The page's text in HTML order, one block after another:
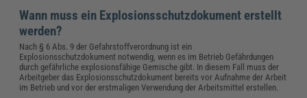
Wann muss ein Explosionsschutzdokument erstellt
werden?
Nach § 6 Abs. 9 der Gefahrstoffverordnung ist ein
Explosionsschutzdokument notwendig, wenn es im Betrieb Gefährdungen
durch gefährliche explosionsfähige Gemische gibt. In diesem Fall muss der
Arbeitgeber das Explosionsschutzdokument bereits vor Aufnahme der Arbeit
im Betrieb und vor der erstmaligen Verwendung der Arbeitsmittel erstellen.